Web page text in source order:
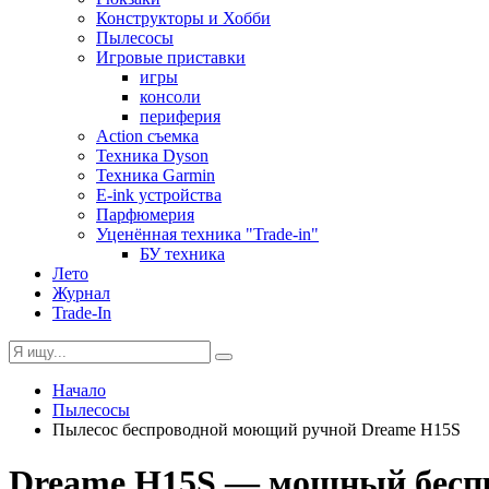
Конструкторы и Хобби
Пылесосы
Игровые приставки
игры
консоли
периферия
Action съемка
Техника Dyson
Техника Garmin
E-ink устройства
Парфюмерия
Уценённая техника "Trade-in"
БУ техника
Лето
Журнал
Trade-In
Начало
Пылесосы
Пылесос беспроводной моющий ручной Dreame H15S